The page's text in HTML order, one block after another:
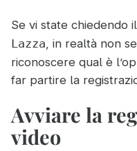
Se vi state chiedendo
Lazza , in realtà non
riconoscere qual è
far partire la
Avviare la
video